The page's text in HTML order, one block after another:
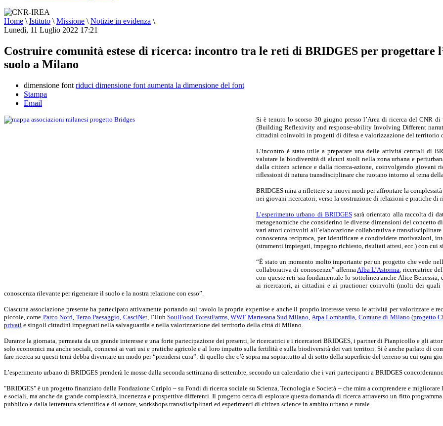
Home \ Istituto \ Missione \ Notizie in evidenza \
Lunedì, 11 Luglio 2022 17:21
Costruire comunità estese di ricerca: incontro tra le reti di BRIDGES per progettare
suolo a Milano
dimensione font riduci dimensione font aumenta la dimensione del font
Stampa
Email
Si è tenuto lo scorso 30 giugno presso l’Area di ricerca del CNR
(Building Reflexivity and response-ability Involving Different
cittadini coinvolti in progetti di difesa e valorizzazione del territorio
L’incontro è stato utile a preparare una delle attività centrali di
valutare la biodiversità di alcuni suoli nella zona urbana e
dalla citizen science e dalla ricerca-azione, coinvolgendo giovani
riflessioni di natura transdisciplinare che ruotano intorno al tema
BRIDGES mira a riflettere su nuovi modi per affrontare la
nei giovani ricercatori, verso la costruzione di relazioni e pratiche di
L’esperimento urbano di BRIDGESsarà orientato alla raccolta di
metagenomiche che considerino le diverse dimensioni del concetto
vari attori coinvolti all’elaborazione collaborativa e
conoscenza reciproca, per identificare e condividere motivazioni,
(strumenti impiegati, impegno richiesto, risultati attesi, ecc.) con cui
“È stato un momento molto importante per un progetto che vede
collaborativa di conoscenze” afferma Alba L’Astorina , ricercatrice
con queste reti sia fondamentale lo sottolinea anche Alice
ai ricercatori, ai cittadini e ai practioner coinvolti (molti dei
conoscenza rilevante per rigenerare il suolo e la nostra relazione con esso”.
Ciascuna associazione presente ha partecipato attivamente portando sul tavolo la propria expertise e anche il proprio interesse verso le attività per valorizzare e
piccole, come Parco Nord Terzo Paesaggio CasciNet, l’HubSoulFood ForestFarms,WWF Martesana Sud Milano Arpa Lombardia Comune di Milano (progetto
privati e singoli cittadini impegnati nella salvaguardia e nella valorizzazione del territorio della città di Milano.
Durante la giornata, permeata da un grande interesse e una forte partecipazione dei presenti, le ricercatrici e i ricercatori BRIDGES, i partner di Pianpicollo e gli
solo economici ma anche sociali, connessi ai vari usi e pratiche agricole e al loro impatto sulla fertilità e sulla biodiversità dei vari territori. Si è anche parlato di
fare ricerca su questi temi debba diventare un modo per “prendersi cura”: di quello che c’è sopra ma soprattutto al di sotto della superficie del terreno su cui ogni
L’esperimento urbano di BRIDGES prenderà le mosse dalla seconda settimana di settembre, secondo un calendario che i vari partecipanti a BRIDGES
"BRIDGES" è un progetto finanziato dalla Fondazione Cariplo – su Fondi di ricerca sociale su Scienza, Tecnologia e Società – che mira a comprendere e
e sociali, ma anche da grande complessità, incertezza e prospettive differenti. Il progetto cerca di esplorare questa domanda di ricerca attraverso un fitto
pubblico e dalla letteratura scientifica e di settore, workshops transdisciplinari ed esperimenti di citizen science in ambito urbano e rurale.